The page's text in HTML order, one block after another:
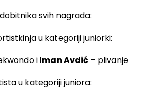
svih nagrada:
u kategoriji juniorki:
iIman Avdić – plivanje
u kategoriji juniora: